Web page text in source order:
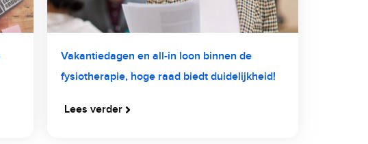
Vakantiedagen en all-in loon binnen de
fysiotherapie, hoge raad biedt duidelijkheid!
Lees verder